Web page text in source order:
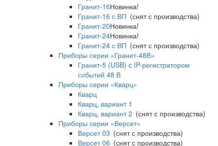
Гранит-16Новинка!
Гранит-16 с ВП (снят с производства)
Гранит-20Новинка!
Гранит-24Новинка!
Гранит-24 с ВП (снят с производства)
Приборы серии «Гранит-48В»
Гранит-5 (USB) c IP-регистратором
событий 48 В
Приборы серии «Кварц»
Кварц
Кварц, вариант 1
Кварц, вариант 2 (снят с производства)
Приборы серии «Версет»
Версет 03 (снят с производства)
Версет 06 (снят с производства)